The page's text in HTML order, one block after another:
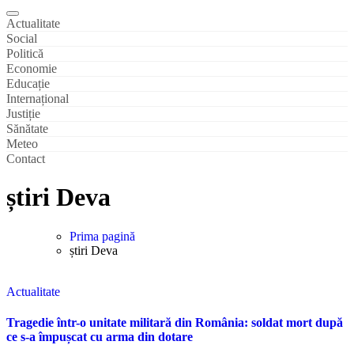
Actualitate
Social
Politică
Economie
Educație
Internațional
Justiție
Sănătate
Meteo
Contact
știri Deva
Prima pagină
știri Deva
Actualitate
Tragedie într-o unitate militară din România: soldat mort după
ce s-a împușcat cu arma din dotare